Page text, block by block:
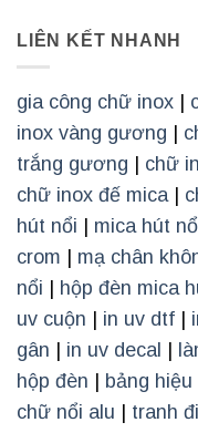
LIÊN KẾT NHANH
gia công chữ inox
inox vàng gương
trắng gương
chữ
chữ inox đế mica|
hút nổi
mica hút
crom
mạ chân
nổi
hộp đèn mica
uv cuộn
in uv dtf
gân
in uv decal
hộp đèn
bảng hiệu
chữ nổi alu
tranh